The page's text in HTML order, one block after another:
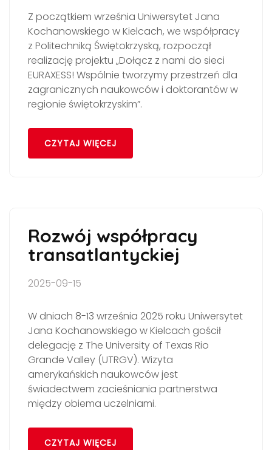
Z początkiem września Uniwersytet Jana
Kochanowskiego w Kielcach, we współpracy
z Politechniką Świętokrzyską, rozpoczął
realizację projektu „Dołącz z nami do sieci
EURAXESS! Wspólnie tworzymy przestrzeń dla
zagranicznych naukowców i doktorantów w
regionie świętokrzyskim”.
CZYTAJ WIĘCEJ
Rozwój współpracy
transatlantyckiej
2025-09-15
W dniach 8-13 września 2025 roku Uniwersytet
Jana Kochanowskiego w Kielcach gościł
delegację z The University of Texas Rio
Grande Valley (UTRGV). Wizyta
amerykańskich naukowców jest
świadectwem zacieśniania partnerstwa
między obiema uczelniami.
CZYTAJ WIĘCEJ